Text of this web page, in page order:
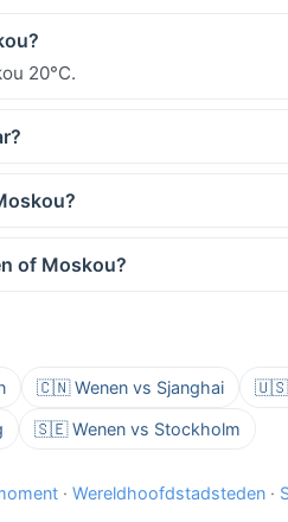
20°C.
of Moskou?
🇨🇳 Wenen vs Sjanghai 🇺🇸
🇸🇪 Wenen vs Stockholm
· Wereldhoofdstadsteden ·